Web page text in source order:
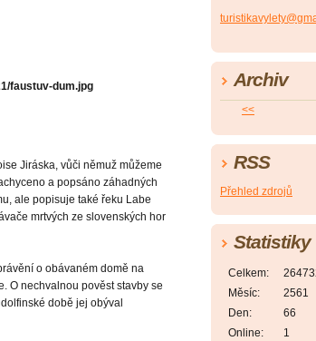
Jiráska, vůči němuž můžeme
a popsáno záhadných
ale popisuje také řeku Labe
mrtvých ze slovenských hor
o obávaném domě na
O nechvalnou pověst stavby se
době jej obýval
Archiv
<<
RSS
Přehled zdrojů
Statistiky
Online: 1
Celkem:
Měsíc:
2561
Den:
66